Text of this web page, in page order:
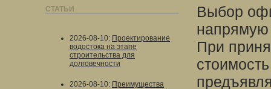
СТАТЬИ
2026-08-10: Проектирование
водостока на этапе
строительства для
долговечности
2026-08-10: Преимущества
Выбор
напрямую
При